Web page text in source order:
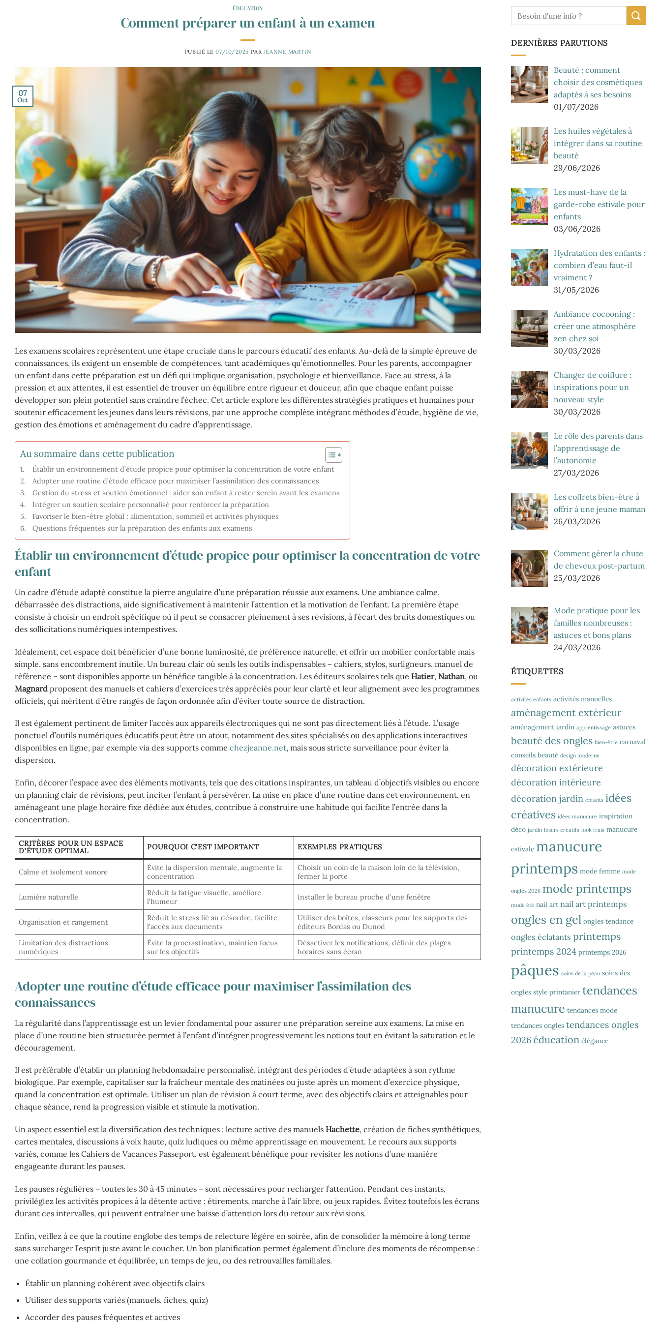
ÉDUCATION
Comment préparer un enfant à un examen
PUBLIÉ LE07/10/2025 PAR JEANNE MARTIN
07
Oct
Les examens scolaires représentent une étape cruciale dans le parcours éducatif des enfants. Au-delà de la simple épreuve de
connaissances, ils exigent un ensemble de compétences, tant académiques qu’émotionnelles. Pour les parents, accompagner
un enfant dans cette préparation est un défi qui implique organisation, psychologie et bienveillance. Face au stress, à la
pression et aux attentes, il est essentiel de trouver un équilibre entre rigueur et douceur, afin que chaque enfant puisse
développer son plein potentiel sans craindre l’échec. Cet article explore les différentes stratégies pratiques et humaines pour
soutenir efficacement les jeunes dans leurs révisions, par une approche complète intégrant méthodes d’étude, hygiène de vie,
gestion des émotions et aménagement du cadre d’apprentissage.
Au sommaire dans cette publication
Établir un environnement d’étude propice pour optimiser la concentration de votre enfant
Adopter une routine d’étude efficace pour maximiser l’assimilation des connaissances
Gestion du stress et soutien émotionnel : aider son enfant à rester serein avant les examens
Intégrer un soutien scolaire personnalisé pour renforcer la préparation
Favoriser le bien-être global : alimentation, sommeil et activités physiques
Questions fréquentes sur la préparation des enfants aux examens
Établir un environnement d’étude propice pour optimiser la concentration de votre
enfant
Un cadre d’étude adapté constitue la pierre angulaire d’une préparation réussie aux examens. Une ambiance calme,
débarrassée des distractions, aide significativement à maintenir l’attention et la motivation de l’enfant. La première étape
consiste à choisir un endroit spécifique où il peut se consacrer pleinement à ses révisions, à l’écart des bruits domestiques ou
des sollicitations numériques intempestives.
Idéalement, cet espace doit bénéficier d’une bonne luminosité, de préférence naturelle, et offrir un mobilier confortable mais
simple, sans encombrement inutile. Un bureau clair où seuls les outils indispensables – cahiers, stylos, surligneurs, manuel de
référence – sont disponibles apporte un bénéfice tangible à la concentration. Les éditeurs scolaires tels que Hatier, Nathan, ou
Magnard proposent des manuels et cahiers d’exercices très appréciés pour leur clarté et leur alignement avec les programmes
officiels, qui méritent d’être rangés de façon ordonnée afin d’éviter toute source de distraction.
Il est également pertinent de limiter l’accès aux appareils électroniques qui ne sont pas directement liés à l’étude. L’usage
ponctuel d’outils numériques éducatifs peut être un atout, notamment des sites spécialisés ou des applications interactives
disponibles en ligne, par exemple via des supports comme chezjeanne.net, mais sous stricte surveillance pour éviter la
dispersion.
Enfin, décorer l’espace avec des éléments motivants, tels que des citations inspirantes, un tableau d’objectifs visibles ou encore
un planning clair de révisions, peut inciter l’enfant à persévérer. La mise en place d’une routine dans cet environnement, en
aménageant une plage horaire fixe dédiée aux études, contribue à construire une habitude qui facilite l’entrée dans la
concentration.
CRITÈRES POUR UN ESPACE
D’ÉTUDE OPTIMAL
POURQUOI C’EST IMPORTANT EXEMPLES PRATIQUES
Calme et isolement sonore
Évite la dispersion mentale, augmente la
concentration
Choisir un coin de la maison loin de la télévision,
fermer la porte
Lumière naturelle
Réduit la fatigue visuelle, améliore
l’humeur
Installer le bureau proche d’une fenêtre
Organisation et rangement
Réduit le stress lié au désordre, facilite
l’accès aux documents
Utiliser des boîtes, classeurs pour les supports des
éditeurs Bordas ou Dunod
Limitation des distractions
numériques
Évite la procrastination, maintien focus
sur les objectifs
Désactiver les notifications, définir des plages
horaires sans écran
Adopter une routine d’étude efficace pour maximiser l’assimilation des
connaissances
La régularité dans l’apprentissage est un levier fondamental pour assurer une préparation sereine aux examens. La mise en
place d’une routine bien structurée permet à l’enfant d’intégrer progressivement les notions tout en évitant la saturation et le
découragement.
Il est préférable d’établir un planning hebdomadaire personnalisé, intégrant des périodes d’étude adaptées à son rythme
biologique. Par exemple, capitaliser sur la fraîcheur mentale des matinées ou juste après un moment d’exercice physique,
quand la concentration est optimale. Utiliser un plan de révision à court terme, avec des objectifs clairs et atteignables pour
chaque séance, rend la progression visible et stimule la motivation.
Un aspect essentiel est la diversification des techniques : lecture active des manuels Hachette, création de fiches synthétiques,
cartes mentales, discussions à voix haute, quiz ludiques ou même apprentissage en mouvement. Le recours aux supports
variés, comme les Cahiers de Vacances Passeport, est également bénéfique pour revisiter les notions d’une manière
engageante durant les pauses.
Les pauses régulières – toutes les 30 à 45 minutes – sont nécessaires pour recharger l’attention. Pendant ces instants,
privilégiez les activités propices à la détente active : étirements, marche à l’air libre, ou jeux rapides. Évitez toutefois les écrans
durant ces intervalles, qui peuvent entraîner une baisse d’attention lors du retour aux révisions.
Enfin, veillez à ce que la routine englobe des temps de relecture légère en soirée, afin de consolider la mémoire à long terme
sans surcharger l’esprit juste avant le coucher. Un bon planification permet également d’inclure des moments de récompense :
une collation gourmande et équilibrée, un temps de jeu, ou des retrouvailles familiales.
Établir un planning cohérent avec objectifs clairs
Utiliser des supports variés (manuels, fiches, quiz)
Accorder des pauses fréquentes et actives
DERNIÈRES PARUTIONS
Beauté : comment
choisir des cosmétiques
adaptés à ses besoins
01/07/2026
Les huiles végétales à
intégrer dans sa routine
beauté
29/06/2026
Les must-have de la
garde-robe estivale pour
enfants
03/06/2026
Hydratation des enfants :
combien d’eau faut-il
vraiment ?
31/05/2026
Ambiance cocooning :
créer une atmosphère
zen chez soi
30/03/2026
Changer de coiffure :
inspirations pour un
nouveau style
30/03/2026
Le rôle des parents dans
l’apprentissage de
l’autonomie
27/03/2026
Les coffrets bien-être à
offrir à une jeune maman
26/03/2026
Comment gérer la chute
de cheveux post-partum
25/03/2026
Mode pratique pour les
familles nombreuses :
astuces et bons plans
24/03/2026
ÉTIQUETTES
activités enfants activités manuelles
aménagement extérieur
aménagement jardin apprentissage astuces
beauté des ongles bien-être carnaval
conseils beauté design moderne
décoration extérieure
décoration intérieure
décoration jardin enfants idées
créatives idées manucure inspiration
déco jardin loisirs créatifs look frais manucure
estivale manucure
printemps mode femme mode
ongles 2026 mode printemps
mode été nail art nail art printemps
ongles en gel ongles tendance
ongles éclatants printemps
printemps 2024 printemps 2026
pâques soins de la peau soins des
ongles style printanier tendances
manucure tendances mode
tendances ongles tendances ongles
2026 éducation élégance